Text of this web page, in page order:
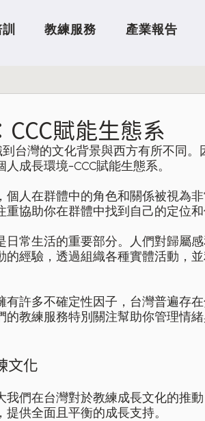
教練服務 產業報告
賦能生態系
台灣的文化背景與西方有所不同。
成長環境-CCC賦能生態系。
人在群體中的角色和關係被視為
重協助你在群體中找到自己的定位
常生活的重要部分。人們對歸屬
經驗，透過組織各種實體活動，
許多不確定性因子，台灣普遍存
教練服務特別關注幫助你管理情
文化
們在台灣對於教練成長文化的推動
提供全面且平衡的成長支持。